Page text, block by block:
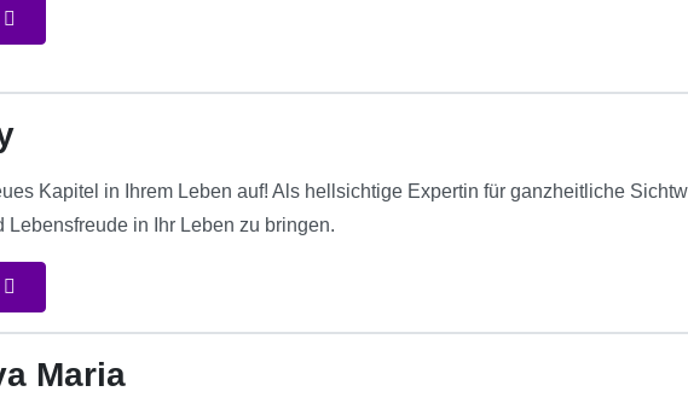
Kapitel in Ihrem Leben auf! Als hellsichtige Expertin für ganzheitliche
Lebensfreude in Ihr Leben zu bringen.
Maria